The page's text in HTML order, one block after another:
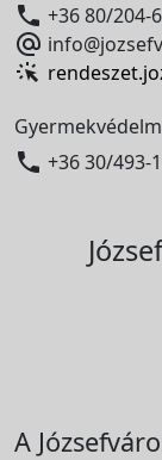
 +36 80/204-

 +36 30/493-
A